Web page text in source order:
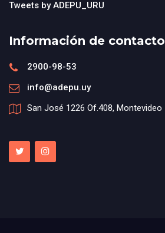
Tweets by ADEPU_URU
Información de contacto
2900-98-53
info@adepu.uy
San José 1226 Of.408, Montevideo